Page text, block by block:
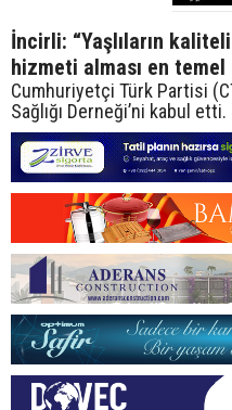
İncirli: “Yaşlıların
hizmeti alması en
Cumhuriyetçi Türk Partisi
Sağlığı Derneği’ni kabul etti.